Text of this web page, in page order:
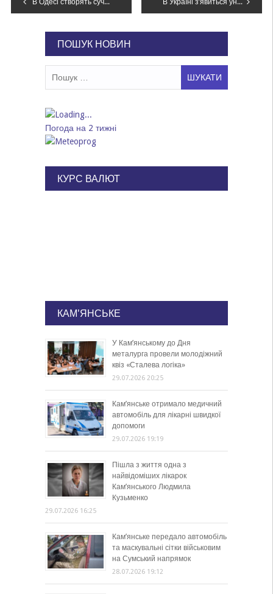
В Одесі створять сучасну Військово-морську академію: чому Україна навчатиме після війни дронів у Чорному морі В Україні з’явиться унікальна лінія морської оборони
ПОШУК НОВИН
Погода на 2 тижні
КУРС ВАЛЮТ
КАМ'ЯНСЬКЕ
У Кам’янському до Дня
металурга провели молодіжний
квіз «Сталева логіка»
29.07.2026 20:25
Кам’янське отримало медичний
автомобіль для лікарні швидкої
допомоги
29.07.2026 19:19
Пішла з життя одна з
найвідоміших лікарок
Кам’янського Людмила
Кузьменко
29.07.2026 16:25
Кам’янське передало автомобіль
та маскувальні сітки військовим
на Сумський напрямок
28.07.2026 19:12